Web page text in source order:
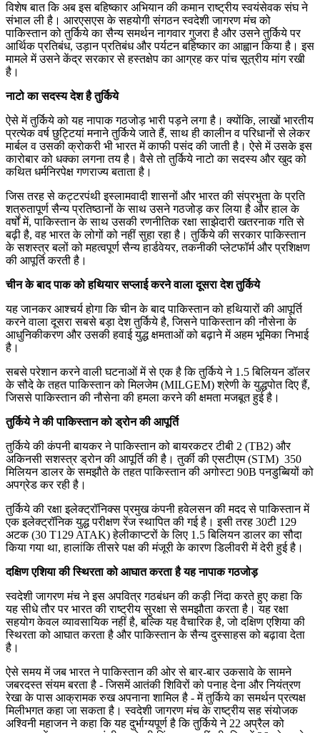
विशेष बात कि अब इस बहिष्कार अभियान की कमान राष्ट्रीय स्वयंसेवक संघ ने
संभाल ली है। आरएसएस के सहयोगी संगठन स्वदेशी जागरण मंच को
पाकिस्तान को तुर्किये का सैन्य समर्थन नागवार गुजरा है और उसने तुर्किये पर
आर्थिक प्रतिबंध, उड़ान प्रतिबंध और पर्यटन बहिष्कार का आह्वान किया है। इस
मामले में उसने केंद्र सरकार से हस्तक्षेप का आग्रह कर पांच सूत्रीय मांग रखी
है।
नाटो का सदस्य देश है तुर्किये
ऐसे में तुर्किये को यह नापाक गठजोड़ भारी पड़ने लगा है। क्योंकि, लाखों भारतीय
प्रत्येक वर्ष छुट्टियां मनाने तुर्किये जाते हैं, साथ ही कालीन व परिधानों से लेकर
मार्बल व उसकी क्रोकरी भी भारत में काफी पसंद की जाती है। ऐसे में उसके इस
कारोबार को धक्का लगना तय है। वैसे तो तुर्किये नाटो का सदस्य और खुद को
कथित धर्मनिरपेक्ष गणराज्य बताता है।
जिस तरह से कट्टरपंथी इस्लामवादी शासनों और भारत की संप्रभुता के प्रति
शत्रुतापूर्ण सैन्य प्रतिष्ठानों के साथ उसने गठजोड़ कर लिया है और हाल के
वर्षों में, पाकिस्तान के साथ उसकी रणनीतिक रक्षा साझेदारी खतरनाक गति से
बढ़ी है, वह भारत के लोगों को नहीं सुहा रहा है। तुर्किये की सरकार पाकिस्तान
के सशस्त्र बलों को महत्वपूर्ण सैन्य हार्डवेयर, तकनीकी प्लेटफॉर्म और प्रशिक्षण
की आपूर्ति करती है।
चीन के बाद पाक को हथियार सप्लाई करने वाला दूसरा देश तुर्किये
यह जानकर आश्चर्य होगा कि चीन के बाद पाकिस्तान को हथियारों की आपूर्ति
करने वाला दूसरा सबसे बड़ा देश तुर्किये है, जिसने पाकिस्तान की नौसेना के
आधुनिकीकरण और उसकी हवाई युद्ध क्षमताओं को बढ़ाने में अहम भूमिका निभाई
है।
सबसे परेशान करने वाली घटनाओं में से एक है कि तुर्किये ने 1.5 बिलियन डॉलर
के सौदे के तहत पाकिस्तान को मिलजेम (MILGEM) श्रेणी के युद्धपोत दिए हैं,
जिससे पाकिस्तान की नौसेना की हमला करने की क्षमता मजबूत हुई है।
तुर्किये ने की पाकिस्तान को ड्रोन की आपूर्ति
तुर्किये की कंपनी बायकर ने पाकिस्तान को बायरकटर टीबी 2 (TB2) और
अकिनसी सशस्त्र ड्रोन की आपूर्ति की है। तुर्की की एसटीएम (STM) 350
मिलियन डालर के समझौते के तहत पाकिस्तान की अगोस्टा 90B पनडुब्बियों को
अपग्रेड कर रही है।
तुर्किये की रक्षा इलेक्ट्रॉनिक्स प्रमुख कंपनी हवेलसन की मदद से पाकिस्तान में
एक इलेक्ट्रॉनिक युद्ध परीक्षण रेंज स्थापित की गई है। इसी तरह 30टी 129
अटक (30 T129 ATAK) हेलीकाप्टरों के लिए 1.5 बिलियन डालर का सौदा
किया गया था, हालांकि तीसरे पक्ष की मंजूरी के कारण डिलीवरी में देरी हुई है।
दक्षिण एशिया की स्थिरता को आघात करता है यह नापाक गठजोड़
स्वदेशी जागरण मंच ने इस अपवित्र गठबंधन की कड़ी निंदा करते हुए कहा कि
यह सीधे तौर पर भारत की राष्ट्रीय सुरक्षा से समझौता करता है। यह रक्षा
सहयोग केवल व्यावसायिक नहीं है, बल्कि यह वैचारिक है, जो दक्षिण एशिया की
स्थिरता को आघात करता है और पाकिस्तान के सैन्य दुस्साहस को बढ़ावा देता
है।
ऐसे समय में जब भारत ने पाकिस्तान की ओर से बार-बार उकसावे के सामने
जबरदस्त संयम बरता है - जिसमें आतंकी शिविरों को पनाह देना और नियंत्रण
रेखा के पास आक्रामक रुख अपनाना शामिल है - में तुर्किये का समर्थन प्रत्यक्ष
मिलीभगत कहा जा सकता है। स्वदेशी जागरण मंच के राष्ट्रीय सह संयोजक
अश्विनी महाजन ने कहा कि यह दुर्भाग्यपूर्ण है कि तुर्किये ने 22 अप्रैल को